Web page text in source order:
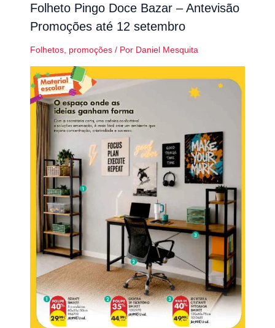
Folheto Pingo Doce Bazar – Antevisão
Promoções até 12 setembro
Folhetos, promoções/ Por Daniel Mesquita